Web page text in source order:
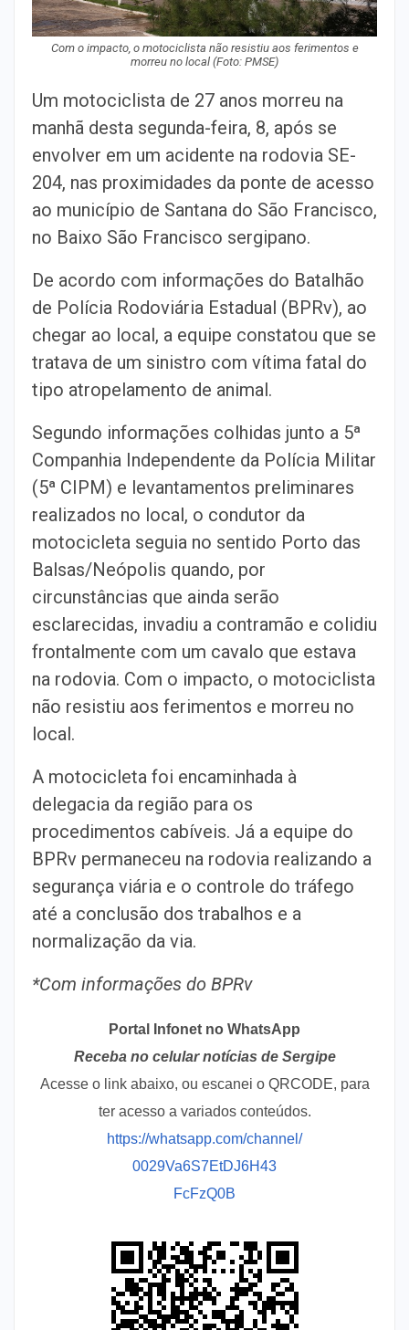
Com o impacto, o motociclista não resistiu aos ferimentos e
morreu no local (Foto: PMSE)
Um motociclista de 27 anos morreu na
manhã desta segunda-feira, 8, após se
envolver em um acidente na rodovia SE-
204, nas proximidades da ponte de acesso
ao município de Santana do São Francisco,
no Baixo São Francisco sergipano.
De acordo com informações do Batalhão
de Polícia Rodoviária Estadual (BPRv), ao
chegar ao local, a equipe constatou que se
tratava de um sinistro com vítima fatal do
tipo atropelamento de animal.
Segundo informações colhidas junto a 5ª
Companhia Independente da Polícia Militar
(5ª CIPM) e levantamentos preliminares
realizados no local, o condutor da
motocicleta seguia no sentido Porto das
Balsas/Neópolis quando, por
circunstâncias que ainda serão
esclarecidas, invadiu a contramão e colidiu
frontalmente com um cavalo que estava
na rodovia. Com o impacto, o motociclista
não resistiu aos ferimentos e morreu no
local.
A motocicleta foi encaminhada à
delegacia da região para os
procedimentos cabíveis. Já a equipe do
BPRv permaneceu na rodovia realizando a
segurança viária e o controle do tráfego
até a conclusão dos trabalhos e a
normalização da via.
*Com informações do BPRv
Portal Infonet no WhatsApp
Receba no celular notícias de Sergipe
Acesse o link abaixo, ou escanei o QRCODE, para
ter acesso a variados conteúdos.
https://whatsapp.com/channel/
0029Va6S7EtDJ6H43
FcFzQ0B